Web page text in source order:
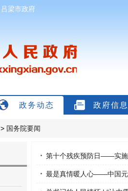
吕梁市政府
政务动态 政府信
> 国务院要闻
第十个残疾预防日——实施
最是真情暖人心——中国元